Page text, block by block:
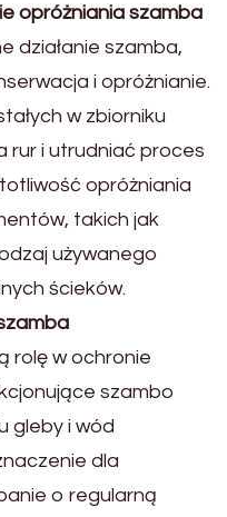
opróżniania szamba
działanie szamba,
i opróżnianie.
w zbiorniku
rur i utrudniać proces
opróżniania
takich jak
używanego
ścieków.
rolę w ochronie
szambo
gleby i wód
dla
o regularną